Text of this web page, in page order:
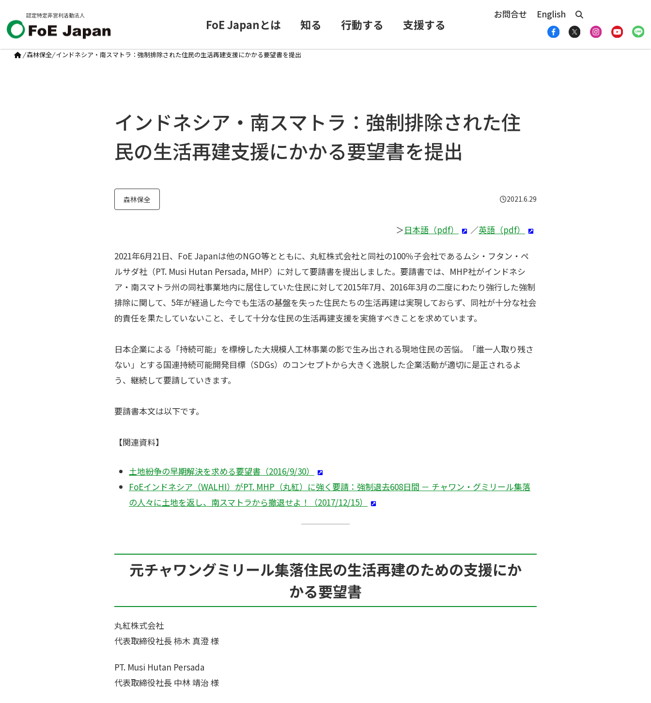
認定特定非営利活動法人
FoE Japanとは 知る 行動する 支援する
お問合せ English
/森林保全/ インドネシア・南スマトラ：強制排除された住民の生活再建支援にかかる要望書を提出
インドネシア・南スマトラ：強制排除された住
民の生活再建支援にかかる要望書を提出
森林保全 2021.6.29
＞ 日本語（pdf） ／英語（pdf）
2021年6月21日、FoE Japanは他のNGO等とともに、丸紅株式会社と同社の100％子会社であるムシ・フタン・ペ
ルサダ社（PT. Musi Hutan Persada, MHP）に対して要請書を提出しました。要請書では、MHP社がインドネシ
ア・南スマトラ州の同社事業地内に居住していた住民に対して2015年7月、2016年3月の二度にわたり強行した強制
排除に関して、5年が経過した今でも生活の基盤を失った住民たちの生活再建は実現しておらず、同社が十分な社会
的責任を果たしていないこと、そして十分な住民の生活再建支援を実施すべきことを求めています。
日本企業による「持続可能」を標榜した大規模人工林事業の影で生み出される現地住民の苦悩。「誰一人取り残さ
ない」とする国連持続可能開発目標（SDGs）のコンセプトから大きく逸脱した企業活動が適切に是正されるよ
う、継続して要請していきます。
要請書本文は以下です。
【関連資料】
土地紛争の早期解決を求める要望書（2016/9/30）
FoEインドネシア（WALHI）がPT. MHP（丸紅）に強く要請：強制退去608日間 － チャワン・グミリール集落
の人々に土地を返し、南スマトラから撤退せよ！（2017/12/15）
元チャワングミリール集落住民の生活再建のための支援にか
かる要望書
丸紅株式会社
代表取締役社長 柿木 真澄 様
PT. Musi Hutan Persada
代表取締役社長 中林 靖治 様